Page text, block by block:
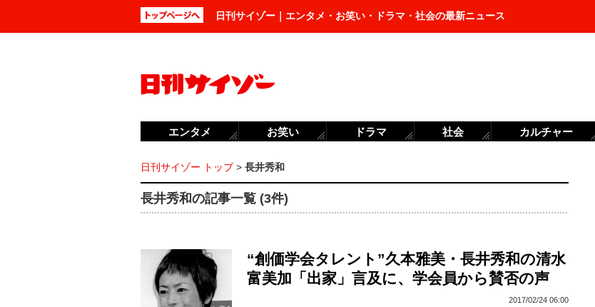
日刊サイゾー｜エンタメ・お笑い・ドラマ・社会の最新ニュース
日刊サイゾー トップ> 長井秀和
長井秀和の記事一覧 (3件)
“創価学会タレント”久本雅美・長井秀和の清水
富美加「出家」言及に、学会員から賛否の声
2017/02/24 06:00
エンタメ お笑い ドラマ 社会 カルチャー